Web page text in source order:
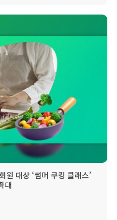
원 대상 ‘썸머 쿠킹 클래스’
대